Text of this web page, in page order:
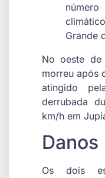
Grande
No oeste de
morreu após
atingido
derrubada
km/h em
Danos
Os dois